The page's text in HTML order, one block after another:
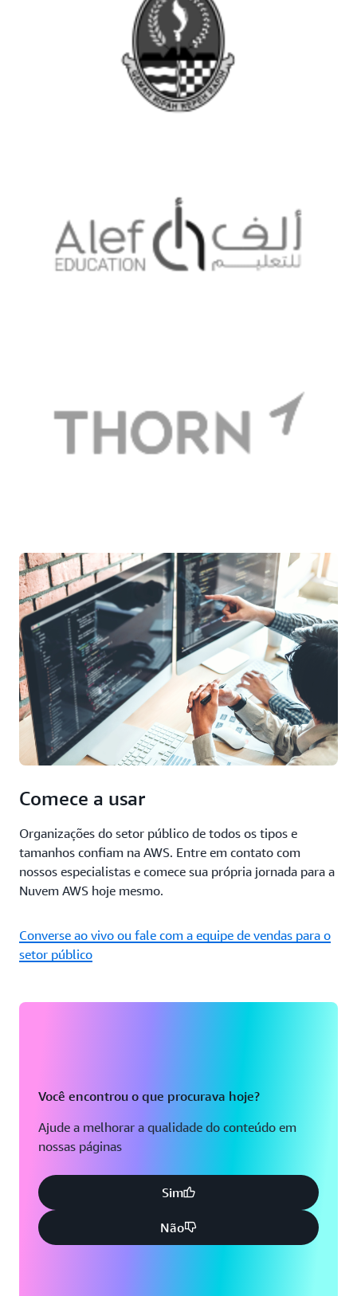
Comece a usar
Organizações do setor público de todos os tipos e
tamanhos confiam na AWS. Entre em contato com
nossos especialistas e comece sua própria jornada para a
Nuvem AWS hoje mesmo.
Converse ao vivo ou fale com a equipe de vendas para o
setor público
Você encontrou o que procurava hoje?
Ajude a melhorar a qualidade do conteúdo em
nossas páginas
Sim
Não